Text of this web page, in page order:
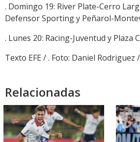
. Domingo 19: River Plate-Cerro
Defensor Sporting y Peñarol-
. Lunes 20: Racing-Juventud y Plaza
Texto EFE / . Foto: Daniel Rodriguez
Relacionadas